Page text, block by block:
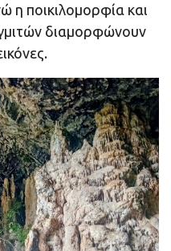
η ποικιλομορφία και
διαμορφώνουν